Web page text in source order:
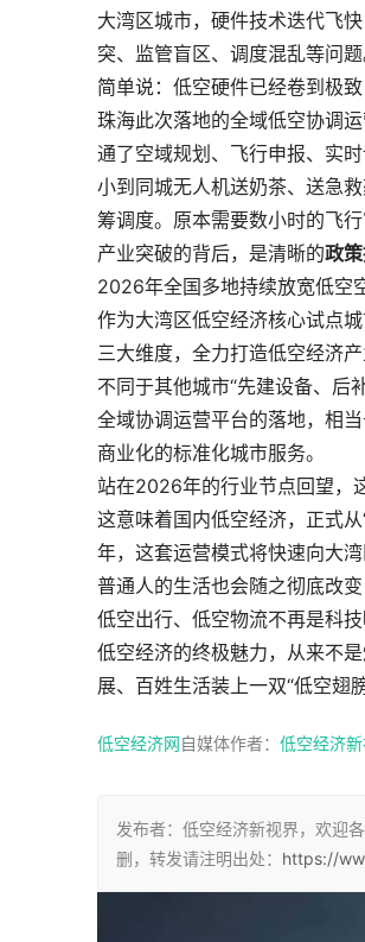
大湾区城市，硬件技术迭代飞
突、监管盲区、调度混乱等问题
简单说：低空硬件已经卷到极
珠海此次落地的全域低空协调
通了空域规划、飞行申报、实
小到同城无人机送奶茶、送急
筹调度。原本需要数小时的飞
产业突破的背后，是清晰的政
2026年全国多地持续放宽低空
作为大湾区低空经济核心试点
三大维度，全力打造低空经济产
不同于其他城市“先建设备、后
全域协调运营平台的落地，相
商业化的标准化城市服务。
站在2026年的行业节点回望，
这意味着国内低空经济，正式
年，这套运营模式将快速向大
普通人的生活也会随之彻底改
低空出行、低空物流不再是科
低空经济的终极魅力，从来不
展、百姓生活装上一双“低空翅膀
低空经济网自媒体作者： 低空经济
发布者：低空经济新视界，欢迎
删，转发请注明出处： https://